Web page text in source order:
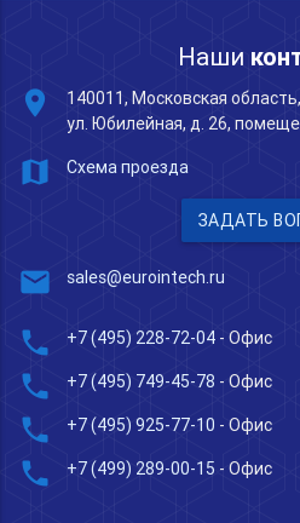
Наши
place
140011, Московская
ул. Юбилейная, д. 26,
map Схема проезда
ЗАДАТЬ
mail sales@eurointech.ru
phone +7 (495) 228-72-04 - Офис
phone +7 (495) 749-45-78 - Офис
phone +7 (495) 925-77-10 - Офис
phone +7 (499) 289-00-15 - Офис